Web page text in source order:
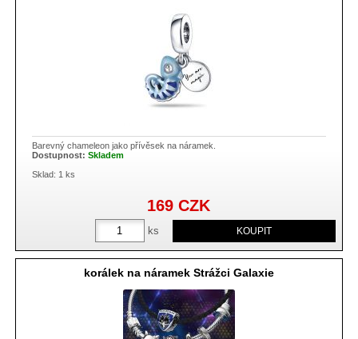
Barevný chameleon jako přívěsek na náramek.
Dostupnost:Skladem
Sklad: 1 ks
ks
169CZK
korálek na náramek Strážci Galaxie